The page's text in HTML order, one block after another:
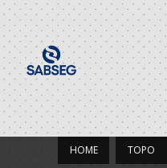
Of.Mesa Clube
Of.Mesa Clube
TOPO
HOME